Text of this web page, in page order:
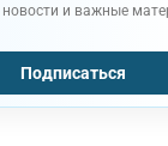
и важные
Подписаться